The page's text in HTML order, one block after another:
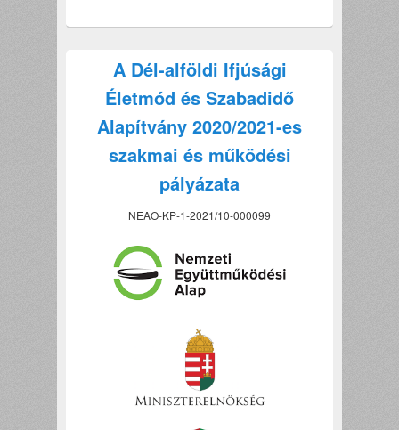
A Dél-alföldi Ifjúsági
Életmód és Szabadidő
Alapítvány 2020/2021-es
szakmai és működési
pályázata
NEAO-KP-1-2021/10-000099